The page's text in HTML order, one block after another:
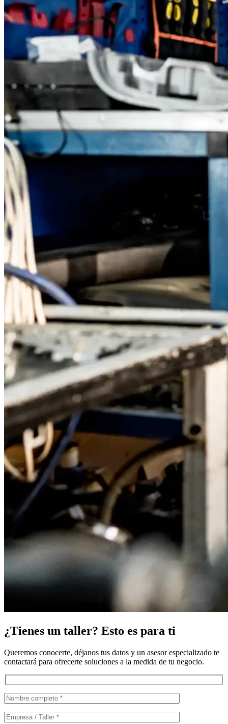
¿Tienes un taller? Esto es para ti
Queremos conocerte, déjanos tus datos y un asesor especializado te
contactará para ofrecerte soluciones a la medida de tu negocio.